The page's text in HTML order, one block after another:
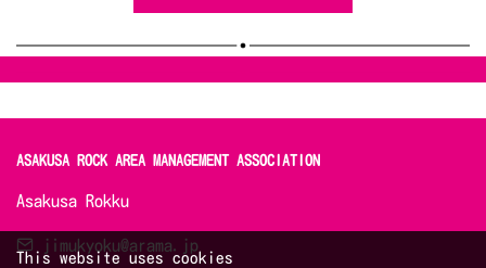
ASAKUSA ROCK AREA MANAGEMENT ASSOCIATION
Asakusa Rokku
jimukyoku@arama.jp
This website uses cookies